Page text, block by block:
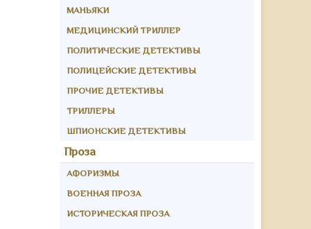
МАНЬЯКИ
МЕДИЦИНСКИЙ ТРИЛЛЕР
ПОЛИТИЧЕСКИЕ ДЕТЕКТИВЫ
ПОЛИЦЕЙСКИЕ ДЕТЕКТИВЫ
ПРОЧИЕ ДЕТЕКТИВЫ
ТРИЛЛЕРЫ
ШПИОНСКИЕ ДЕТЕКТИВЫ
Проза
АФОРИЗМЫ
ВОЕННАЯ ПРОЗА
ИСТОРИЧЕСКАЯ ПРОЗА